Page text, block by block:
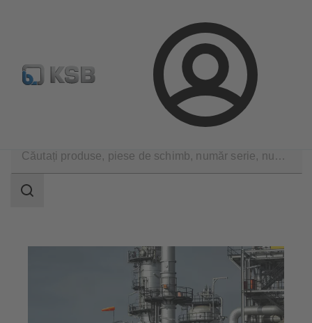
Conectare
Configurare produs Căutare piese de schimb standard
Olefine şi aromatice
Domeniu